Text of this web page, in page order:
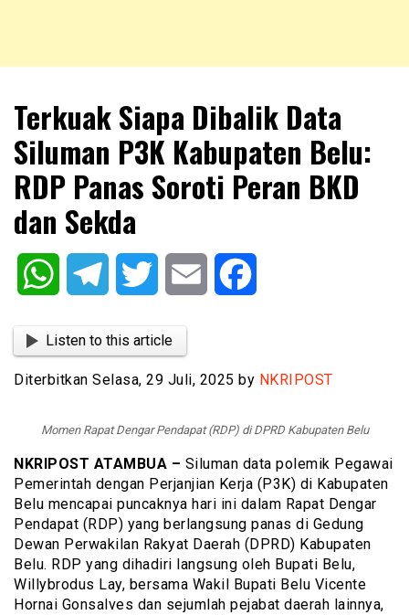
NKRIPOST
Terkuak Siapa Dibalik Data
Siluman P3K Kabupaten Belu:
RDP Panas Soroti Peran BKD
dan Sekda
WhatsAppTelegram Twitter Email
Listen to this article
Diterbitkan Selasa, 29 Juli, 2025 by NKRIPOST
Momen Rapat Dengar Pendapat (RDP) di DPRD Kabupaten Belu
NKRIPOST ATAMBUA – Siluman data polemik Pegawai
Pemerintah dengan Perjanjian Kerja (P3K) di Kabupaten
Belu mencapai puncaknya hari ini dalam Rapat Dengar
Pendapat (RDP) yang berlangsung panas di Gedung
Dewan Perwakilan Rakyat Daerah (DPRD) Kabupaten
Belu. RDP yang dihadiri langsung oleh Bupati Belu,
Willybrodus Lay, bersama Wakil Bupati Belu Vicente
Hornai Gonsalves dan sejumlah pejabat daerah lainnya,